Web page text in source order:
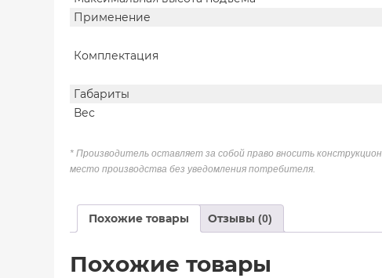
Применение
Комплектация
Габариты
Вес
* Производитель оставляет за собой право вносить
место производства без уведомления потребителя.
Похожие товары Отзывы (0)
Похожие товары